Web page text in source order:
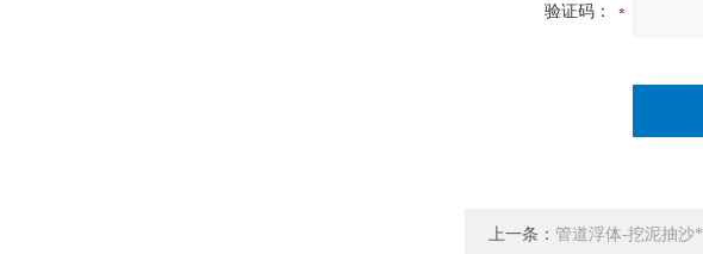
验证码：
上一条： 管道浮体-挖泥抽沙*